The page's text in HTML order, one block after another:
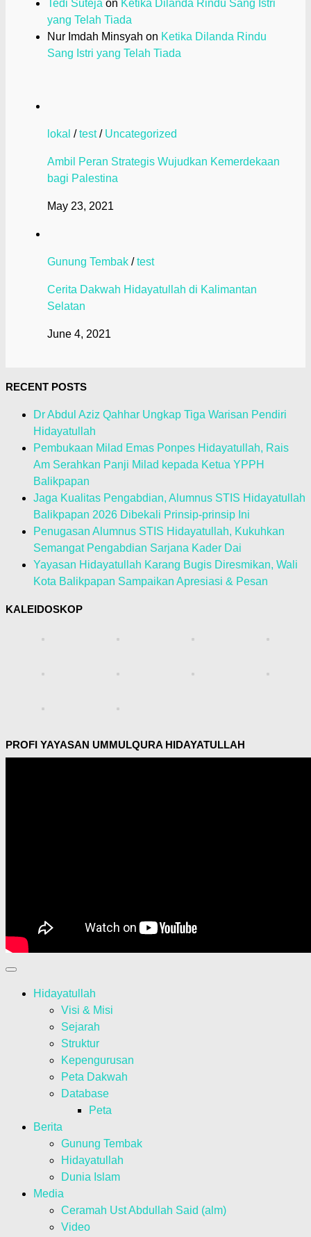
Tedi Suteja on Ketika Dilanda Rindu Sang Istri
yang Telah Tiada
Nur Imdah Minsyah on Ketika Dilanda Rindu
Sang Istri yang Telah Tiada
lokal /test/ Uncategorized
Ambil Peran Strategis Wujudkan Kemerdekaan
bagi Palestina
May 23, 2021
Gunung Tembak /test
Cerita Dakwah Hidayatullah di Kalimantan
Selatan
June 4, 2021
RECENT POSTS
Dr Abdul Aziz Qahhar Ungkap Tiga Warisan Pendiri
Hidayatullah
Pembukaan Milad Emas Ponpes Hidayatullah, Rais
Am Serahkan Panji Milad kepada Ketua YPPH
Balikpapan
Jaga Kualitas Pengabdian, Alumnus STIS Hidayatullah
Balikpapan 2026 Dibekali Prinsip-prinsip Ini
Penugasan Alumnus STIS Hidayatullah, Kukuhkan
Semangat Pengabdian Sarjana Kader Dai
Yayasan Hidayatullah Karang Bugis Diresmikan, Wali
Kota Balikpapan Sampaikan Apresiasi & Pesan
KALEIDOSKOP
PROFI YAYASAN UMMULQURA HIDAYATULLAH
Hidayatullah
Visi & Misi
Sejarah
Struktur
Kepengurusan
Peta Dakwah
Database
Peta
Berita
Gunung Tembak
Hidayatullah
Dunia Islam
Media
Ceramah Ust Abdullah Said (alm)
Video